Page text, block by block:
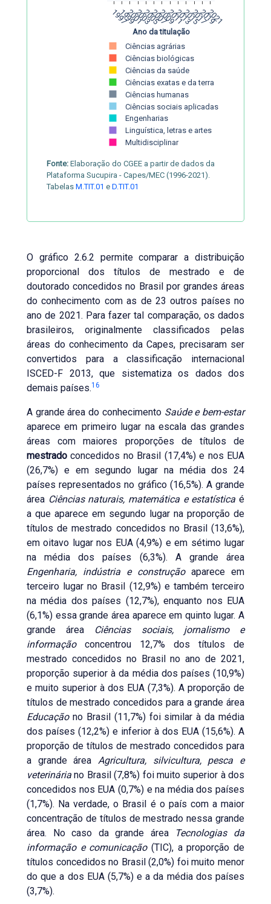
1997
19992001200320052007200920112013201520172019
2021
Ciências agrárias
Ciências biológicas
Ciências da saúde
Ciências exatas e da terra
Ciências humanas
Ciências sociais aplicadas
Engenharias
Linguística, letras e artes
Multidisciplinar
Ano da titulação
Fonte: Elaboração do CGEE a partir de dados da
Plataforma Sucupira - Capes/MEC (1996-2021).
Tabelas M.TIT.01 e D.TIT.01
O gráfico 2.6.2 permite comparar a distribuição
proporcional dos títulos de mestrado e de
doutorado concedidos no Brasil por grandes áreas
do conhecimento com as de 23 outros países no
ano de 2021. Para fazer tal comparação, os dados
brasileiros, originalmente classificados pelas
áreas do conhecimento da Capes, precisaram ser
convertidos para a classificação internacional
ISCED-F 2013, que sistematiza os dados dos
demais países.16
A grande área do conhecimento Saúde e bem-estar
aparece em primeiro lugar na escala das grandes
áreas com maiores proporções de títulos de
mestrado concedidos no Brasil (17,4%) e nos EUA
(26,7%) e em segundo lugar na média dos 24
países representados no gráfico (16,5%). A grande
área Ciências naturais, matemática e estatística é
a que aparece em segundo lugar na proporção de
títulos de mestrado concedidos no Brasil (13,6%),
em oitavo lugar nos EUA (4,9%) e em sétimo lugar
na média dos países (6,3%). A grande área
Engenharia, indústria e construçãoaparece em
terceiro lugar no Brasil (12,9%) e também terceiro
na média dos países (12,7%), enquanto nos EUA
(6,1%) essa grande área aparece em quinto lugar. A
grande área Ciências sociais, jornalismo e
informaçãoconcentrou 12,7% dos títulos de
mestrado concedidos no Brasil no ano de 2021,
proporção superior à da média dos países (10,9%)
e muito superior à dos EUA (7,3%). A proporção de
títulos de mestrado concedidos para a grande área
Educaçãono Brasil (11,7%) foi similar à da média
dos países (12,2%) e inferior à dos EUA (15,6%). A
proporção de títulos de mestrado concedidos para
a grande área Agricultura, silvicultura, pesca e
veterinária no Brasil (7,8%) foi muito superior à dos
concedidos nos EUA (0,7%) e na média dos países
(1,7%). Na verdade, o Brasil é o país com a maior
concentração de títulos de mestrado nessa grande
área. No caso da grande área
Tecnologias da
informação e comunicação(TIC), a proporção de
títulos concedidos no Brasil (2,0%) foi muito menor
do que a dos EUA (5,7%) e a da média dos países
(3,7%).